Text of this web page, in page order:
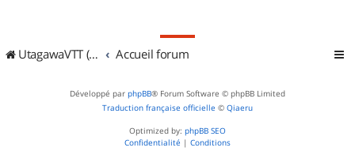
UtagawaVTT (Randos VTT et VTTAE avec traces GPS) Accueil forum
Développé par phpBB® Forum Software © phpBB Limited
Traduction française officielle © Qiaeru
Optimized by: phpBB SEO
Confidentialité | Conditions